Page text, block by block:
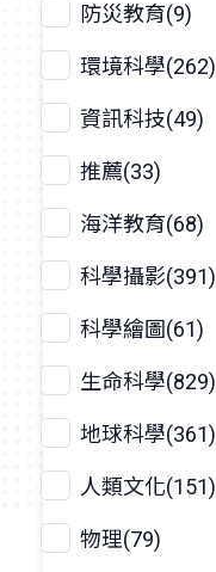
防災教育(9)
環境科學(262)
資訊科技(49)
推薦(33)
海洋教育(68)
科學攝影(391)
科學繪圖(61)
生命科學(829)
地球科學(361)
人類文化(151)
物理(79)